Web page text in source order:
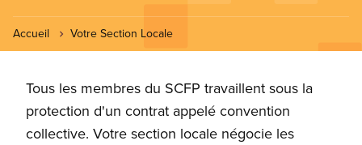
Accueil Votre Section Locale
Tous les membres du SCFP travaillent sous la
protection d'un contrat appelé convention
collective. Votre section locale négocie les